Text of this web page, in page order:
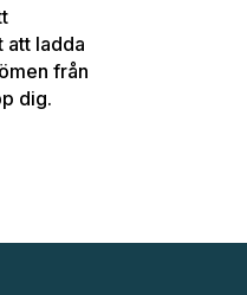
att ladda
från
dig.